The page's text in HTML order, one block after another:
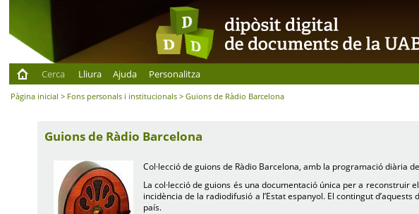
Cerca
Lliura Ajuda Personalitza
Pàgina inicial > Fons personals i institucionals > Guions de Ràdio Barcelona
Guions de Ràdio Barcelona
Col·lecció de guions de Ràdio Barcelona, amb la programació diària
La col·lecció de guions és una documentació única per a reconstruir
incidència de la radiodifusió a l’Estat espanyol. El contingut
país.